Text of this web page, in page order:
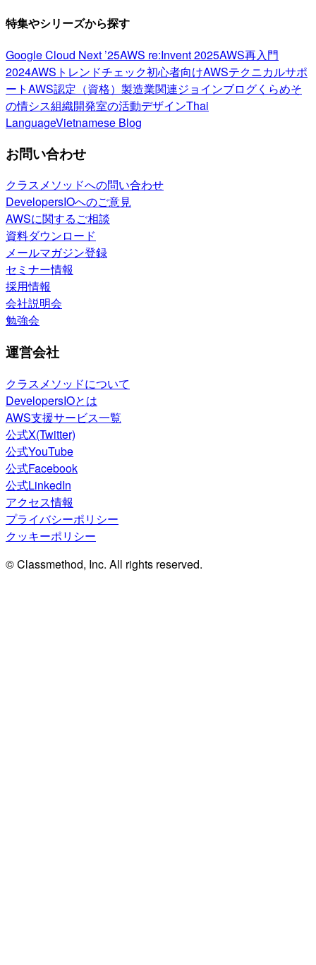
特集やシリーズから探す
Google Cloud Next ’25AWS re:Invent 2025AWS再入門
2024AWSトレンドチェック初心者向けAWSテクニカルサポ
ートAWS認定（資格） 製造業関連ジョインブログくらめそ
の情シス組織開発室の活動デザインThai
LanguageVietnamese Blog
お問い合わせ
クラスメソッドへの問い合わせ
DevelopersIOへのご意見
AWSに関するご相談
資料ダウンロード
メールマガジン登録
セミナー情報
採用情報
会社説明会
勉強会
運営会社
クラスメソッドについて
DevelopersIOとは
AWS支援サービス一覧
公式X(Twitter)
公式YouTube
公式Facebook
公式LinkedIn
アクセス情報
プライバシーポリシー
クッキーポリシー
© Classmethod, Inc. All rights reserved.